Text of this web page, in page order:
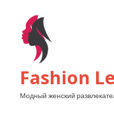
Fashion
Модный женский